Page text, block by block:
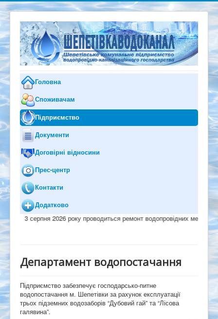
Головна
Споживачам
Підприємство
Документи
Договірні відносини
Прес-центр
Контакти
Додатково
3 серпня 2026 року проводиться ремонт водопровідних мереж на
Департамент водопостачання
Підприємство забезпечує господарсько-питне
водопостачання м. Шепетівки за рахунок експлуатації
трьох підземних водозаборів “Дубовий гай” та “Лісова
галявина”.